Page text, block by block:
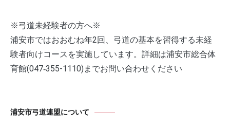
※弓道未経験者の方へ※
浦安市ではおおむね年2回、弓道の基本を習得する未経
験者向けコースを実施しています。詳細は浦安市総合体
育館(047‐355-1110)までお問い合わせください
浦安市弓道連盟について